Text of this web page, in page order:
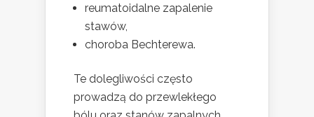
reumatoidalne zapalenie
stawów,
choroba Bechterewa.
Te dolegliwości często
prowadzą do przewlekłego